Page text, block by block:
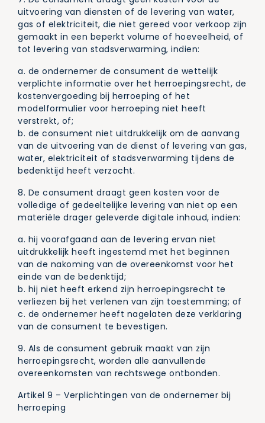
uitvoering van diensten of de levering van water,
gas of elektriciteit, die niet gereed voor verkoop zijn
gemaakt in een beperkt volume of hoeveelheid, of
tot levering van stadsverwarming, indien:
a. de ondernemer de consument de wettelijk
verplichte informatie over het herroepingsrecht, de
kostenvergoeding bij herroeping of het
modelformulier voor herroeping niet heeft
verstrekt, of;
b. de consument niet uitdrukkelijk om de aanvang
van de uitvoering van de dienst of levering van gas,
water, elektriciteit of stadsverwarming tijdens de
bedenktijd heeft verzocht.
8. De consument draagt geen kosten voor de
volledige of gedeeltelijke levering van niet op een
materiële drager geleverde digitale inhoud, indien:
a. hij voorafgaand aan de levering ervan niet
uitdrukkelijk heeft ingestemd met het beginnen
van de nakoming van de overeenkomst voor het
einde van de bedenktijd;
b. hij niet heeft erkend zijn herroepingsrecht te
verliezen bij het verlenen van zijn toestemming; of
c. de ondernemer heeft nagelaten deze verklaring
van de consument te bevestigen.
9. Als de consument gebruik maakt van zijn
herroepingsrecht, worden alle aanvullende
overeenkomsten van rechtswege ontbonden.
Artikel 9 – Verplichtingen van de ondernemer bij
herroeping